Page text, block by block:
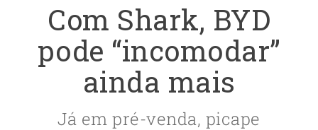
Com Shark, BYD
pode “incomodar”
ainda mais
Já em pré-venda, picape